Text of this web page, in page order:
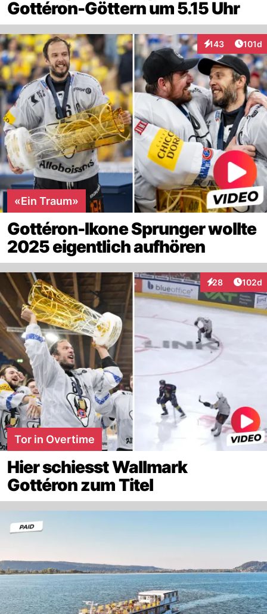
Gottéron-Göttern um 5.15 Uhr
143
Interaktionen101d
«Ein Traum»
Gottéron-Ikone Sprunger wollte
2025 eigentlich aufhören
28
Interaktionen
102d
Tor in Overtime
Hier schiesst Wallmark
Gottéron zum Titel